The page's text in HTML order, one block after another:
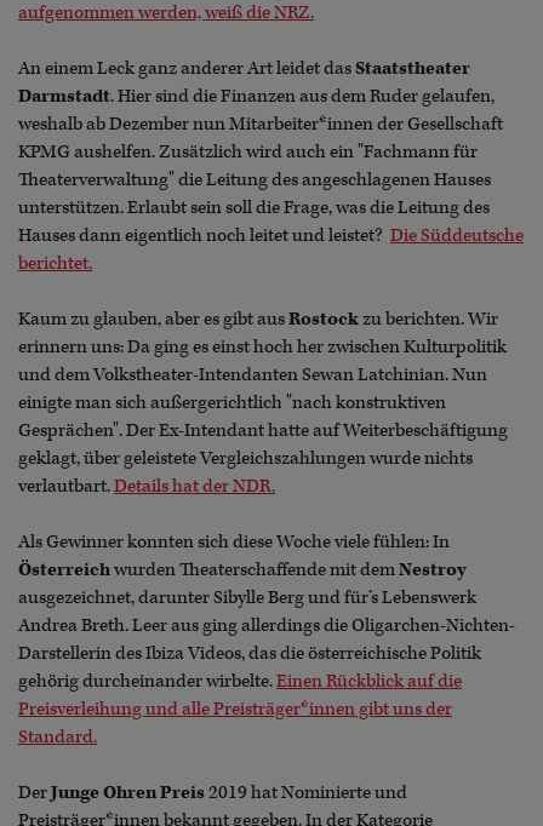
aufgenommen werden, weiß die NRZ.
An einem Leck ganz anderer Art leidet dasStaatstheater
Darmstadt. Hier sind die Finanzen aus dem Ruder gelaufen,
weshalb ab Dezember nun Mitarbeiter*innen der Gesellschaft
KPMG aushelfen. Zusätzlich wird auch ein "Fachmann für
Theaterverwaltung" die Leitung des angeschlagenen Hauses
unterstützen. Erlaubt sein soll die Frage, was die Leitung des
Hauses dann eigentlich noch leitet und leistet? Die Süddeutsche
berichtet.
Kaum zu glauben, aber es gibt ausRostockzu berichten. Wir
erinnern uns: Da ging es einst hoch her zwischen Kulturpolitik
und dem Volkstheater-Intendanten Sewan Latchinian. Nun
einigte man sich außergerichtlich "nach konstruktiven
Gesprächen". Der Ex-Intendant hatte auf Weiterbeschäftigung
geklagt, über geleistete Vergleichszahlungen wurde nichts
verlautbart.Details hat der NDR.
Als Gewinner konnten sich diese Woche viele fühlen: In
Österreichwurden Theaterschaffende mit demNestroy
ausgezeichnet, darunter Sibylle Berg und für’s Lebenswerk
Andrea Breth. Leer aus ging allerdings die Oligarchen-Nichten-
Darstellerin des Ibiza Videos, das die österreichische Politik
gehörig durcheinander wirbelte.Einen Rückblick auf die
Preisverleihung und alle Preisträger*innen gibt uns der
Standard.
DerJunge Ohren Preis2019 hat Nominierte und
Preisträger*innen bekannt gegeben. In der Kategorie